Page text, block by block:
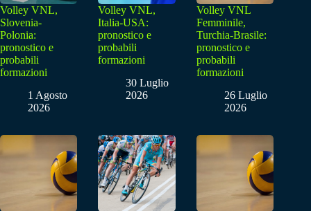
Volley VNL,
Slovenia-
Polonia:
pronostico e
probabili
formazioni
1 Agosto
2026
Volley VNL,
Italia-USA:
pronostico e
probabili
formazioni
30 Luglio
2026
Volley VNL
Femminile,
Turchia-Brasile:
pronostico e
probabili
formazioni
26 Luglio
2026